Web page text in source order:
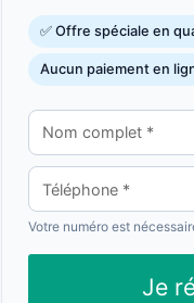
prix
initial
était :
99,95
✅ Offre spéciale en
Aucun paiement en
Votre numéro est
Je